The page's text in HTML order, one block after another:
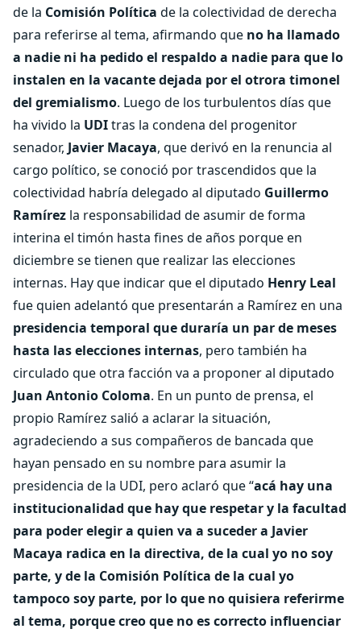
de la Comisión Política de la colectividad de derecha
para referirse al tema, afirmando que no ha llamado
a nadie ni ha pedido el respaldo a nadie para que lo
instalen en la vacante dejada por el otrora timonel
del gremialismo. Luego de los turbulentos días que
ha vivido la UDItras la condena del progenitor
senador, Javier Macaya, que derivó en la renuncia al
cargo político, se conoció por trascendidos que la
colectividad habría delegado al diputado Guillermo
Ramírez la responsabilidad de asumir de forma
interina el timón hasta fines de años porque en
diciembre se tienen que realizar las elecciones
internas. Hay que indicar que el diputado Henry Leal
fue quien adelantó que presentarán a Ramírez en una
presidencia temporal que duraría un par de meses
hasta las elecciones internas, pero también ha
circulado que otra facción va a proponer al diputado
Juan Antonio Coloma. En un punto de prensa, el
propio Ramírez salió a aclarar la situación,
agradeciendo a sus compañeros de bancada que
hayan pensado en su nombre para asumir la
presidencia de la UDI, pero aclaró que “acá hay una
institucionalidad que hay que respetar y la facultad
para poder elegir a quien va a suceder a Javier
Macaya radica en la directiva, de la cual yo no soy
parte, y de la Comisión Política de la cual yo
tampoco soy parte, por lo que no quisiera referirme
al tema, porque creo que no es correcto influenciar